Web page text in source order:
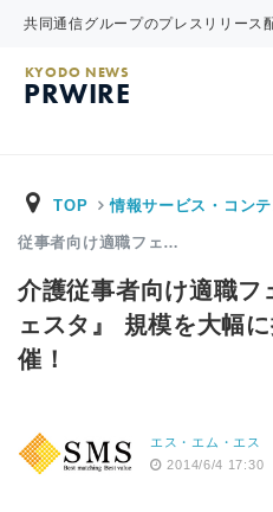
共同通信グループのプレスリリース
KYODO NEWS
PRWIRE
TOP 情報サービス・コン
従事者向け適職フェ…
介護従事者向け適職フ
ェスタ』 規模を大幅
催！
エス・エム・エス
2014/6/4 17:30